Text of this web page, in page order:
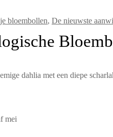
bloembollen, De nieuwste
dahlia met een diepe
mei